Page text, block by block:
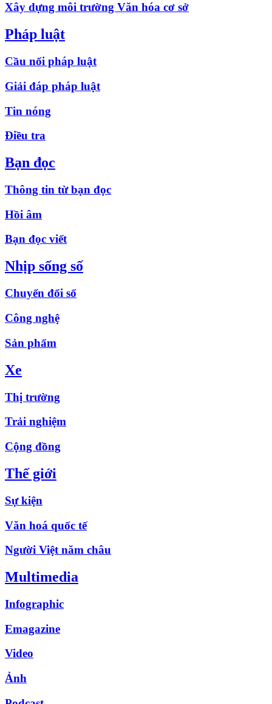
Xây dựng môi trường Văn hóa cơ sở
Pháp luật
Cầu nối pháp luật
Giải đáp pháp luật
Tin nóng
Điều tra
Bạn đọc
Thông tin từ bạn đọc
Hồi âm
Bạn đọc viết
Nhịp sống số
Chuyển đổi số
Công nghệ
Sản phẩm
Xe
Thị trường
Trải nghiệm
Cộng đồng
Thế giới
Sự kiện
Văn hoá quốc tế
Người Việt năm châu
Multimedia
Infographic
Emagazine
Video
Ảnh